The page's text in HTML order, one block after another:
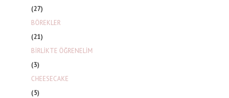
(27)
BÖREKLER
(21)
BİRLİKTE ÖĞRENELİM
(3)
CHEESECAKE
(5)